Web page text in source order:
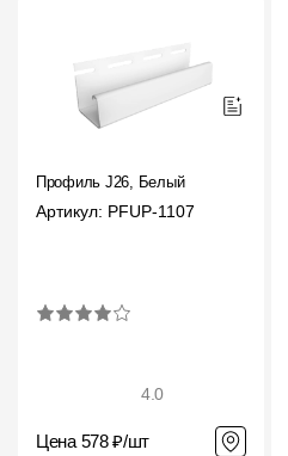
Профиль J26, Белый
Артикул: PFUP-1107
4.0
Цена 578 ₽/шт